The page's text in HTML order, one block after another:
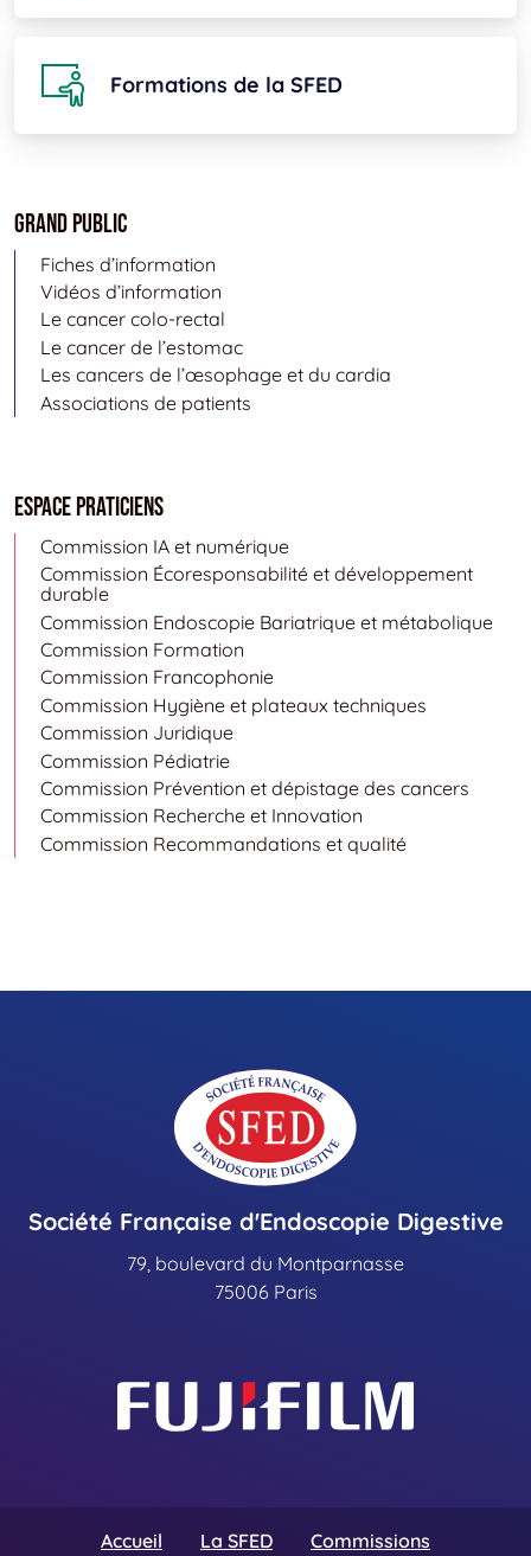
Formations de la SFED
Grand public
Fiches d’information
Vidéos d’information
Le cancer colo-rectal
Le cancer de l’estomac
Les cancers de l’œsophage et du cardia
Associations de patients
Espace Praticiens
Commission IA et numérique
Commission Écoresponsabilité et développement
durable
Commission Endoscopie Bariatrique et métabolique
Commission Formation
Commission Francophonie
Commission Hygiène et plateaux techniques
Commission Juridique
Commission Pédiatrie
Commission Prévention et dépistage des cancers
Commission Recherche et Innovation
Commission Recommandations et qualité
Société Française d'Endoscopie Digestive
79, boulevard du Montparnasse
75006 Paris
Accueil La SFED Commissions